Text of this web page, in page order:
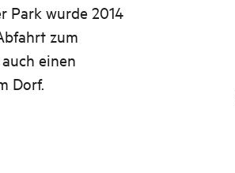
Park wurde 2014
zum
einen
Dorf.